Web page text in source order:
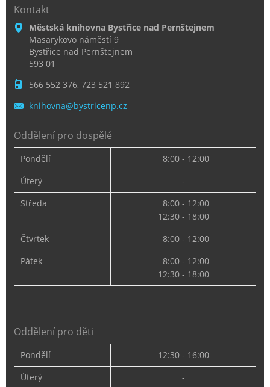
Kontakt
Městská knihovna Bystřice nad Pernštejnem
Masarykovo náměstí 9
Bystřice nad Pernštejnem
593 01
566 552 376, 723 521 892
knihovna@bystricenp.cz
Oddělení pro dospělé
Pondělí
8:00 - 12:00
Úterý
-
Středa
8:00 - 12:00
12:30 - 18:00
Čtvrtek
8:00 - 12:00
Pátek
8:00 - 12:00
12:30 - 18:00
Oddělení pro děti
Pondělí
12:30 - 16:00
Úterý
-